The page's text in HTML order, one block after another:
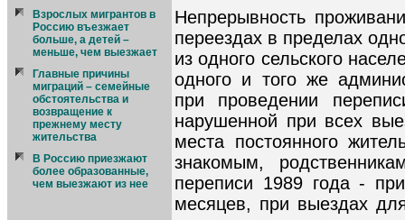
Взрослых мигрантов в
Россию въезжает
больше, а детей –
меньше, чем выезжает
Главные причины
миграций – семейные
обстоятельства и
возвращение к
прежнему месту
жительства
В Россию приезжают
более образованные,
чем выезжают из нее
Непрерывность
переездах в пределах
из одного сельского
одного и того же
при проведении
нарушенной при всех
места постоянного
знакомым,
переписи 1989 года -
месяцев, при выездах